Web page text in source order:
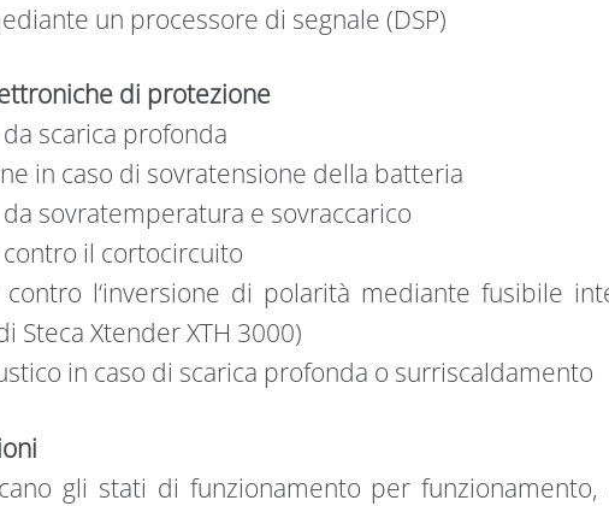
un processore di segnale (DSP)
di protezione
scarica profonda
in caso di sovratensione della batteria
sovratemperatura e sovraccarico
il cortocircuito
contro l‘inversione di polarità mediante fusibile
Steca Xtender XTH 3000)
in caso di scarica profonda o surriscaldamento
gli stati di funzionamento per funzionamento,